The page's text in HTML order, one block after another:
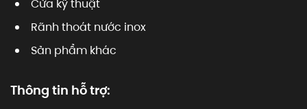
Cửa kỹ thuật
Rãnh thoát nước inox
Sản phẩm khác
Thông tin hỗ trợ: